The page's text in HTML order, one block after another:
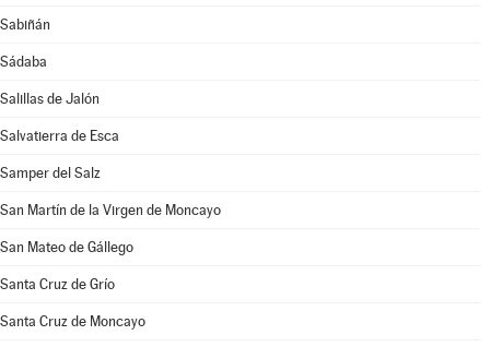
Sabiñán
Sádaba
Salillas de Jalón
Salvatierra de Esca
Samper del Salz
San Martín de la Virgen de Moncayo
San Mateo de Gállego
Santa Cruz de Grío
Santa Cruz de Moncayo